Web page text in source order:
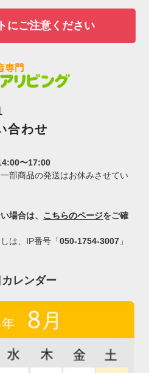
にご注意ください
合わせ
〜17:00
部商品の発送はお休みさせてい
場合は、 こちらのページをご確
は、IP番号「050-1754-3007 」
レンダー